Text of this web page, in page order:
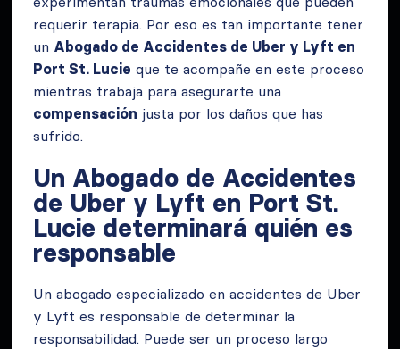
requerir terapia. Por eso es tan importante tener
un Abogado de Accidentes de Uber y Lyft en
Port St. Lucie que te acompañe en este proceso
mientras trabaja para asegurarte una
compensación justa por los daños que has
sufrido.
Un Abogado de Accidentes
de Uber y Lyft en Port St.
Lucie determinará quién es
responsable
Un abogado especializado en accidentes de Uber
y Lyft es responsable de determinar la
responsabilidad. Puede ser un proceso largo